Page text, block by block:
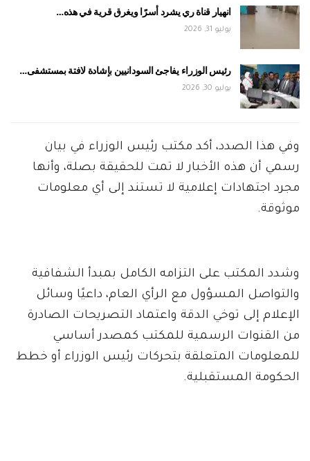
انهيار قناة ري يشرد أسرًا ويغرق قرية في هذه…
يوليو 31, 2026
رئيس الوزراء يفاجئ السودانيين بإشادة لافتة بمستشفى…
يوليو 30, 2026
وفي هذا الصدد، أكد مكتب رئيس الوزراء في بيان
رسمي أن هذه الأخبار لا تمت للحقيقة بصلة، وأنها
مجرد اجتهادات إعلامية لا تستند إلى أي معلومات
موثوقة.
وشدد المكتب على التزامه الكامل بمبدأ الشفافية
والتواصل المسؤول مع الرأي العام، داعيًا وسائل
الإعلام إلى توخي الدقة واعتماد التصريحات الصادرة
من القنوات الرسمية للمكتب كمصدر أساسي
للمعلومات المتعلقة بتحركات رئيس الوزراء أو خطط
الحكومة المستقبلية.